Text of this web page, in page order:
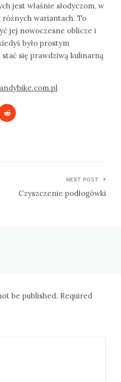
jest właśnie słodyczom, w
wariantach. To
jej nowoczesne oblicze i
było prostym
się prawdziwą kulinarną
NEXT POST
Czyszczenie podłogówki
be published. Required